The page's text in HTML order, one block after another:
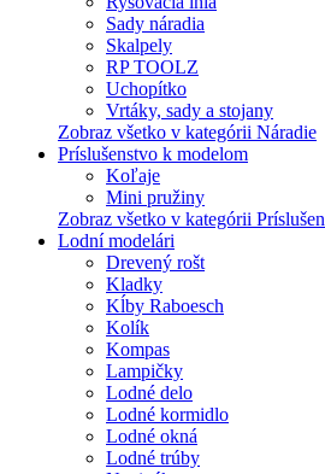
Sady náradia
Skalpely
RP TOOLZ
Uchopítko
Vrtáky, sady a stojany
Zobraz všetko v kategórii Náradie
Príslušenstvo k modelom
Koľaje
Mini pružiny
Zobraz všetko v kategórii
Lodní modelári
Drevený rošt
Kladky
Kĺby Raboesch
Kolík
Kompas
Lampičky
Lodné delo
Lodné kormidlo
Lodné okná
Lodné trúby